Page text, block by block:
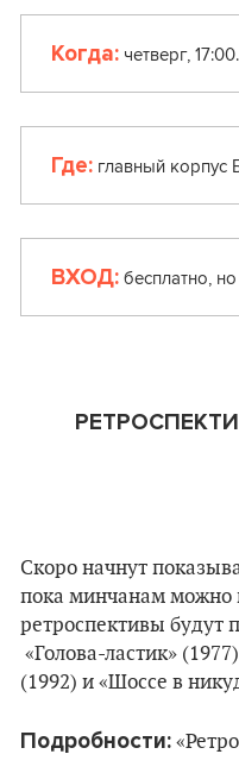
Когда: четверг, 17:00.
Где: главный корпус
ВХОД:бесплатно,
Скоро начнут
пока минчанам можно
ретроспективы будут
«Голова-ластик»
(1992) и «Шоссе в
Подробности: